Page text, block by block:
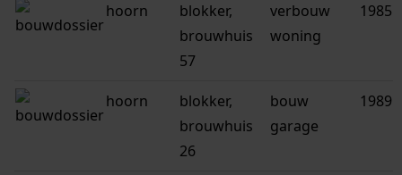
hoorn
blokker,
brouwhuis
57
verbouw
woning
1985
hoorn
blokker,
brouwhuis
26
bouw
garage
1989